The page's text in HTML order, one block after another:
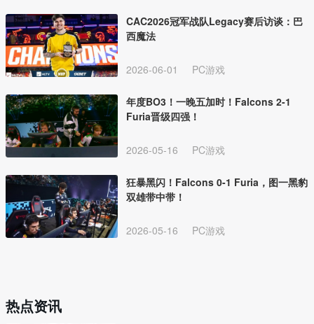
CAC2026冠军战队Legacy赛后访谈：巴
西魔法
2026-06-01 PC游戏
年度BO3！一晚五加时！Falcons 2-1
Furia晋级四强！
2026-05-16 PC游戏
狂暴黑闪！Falcons 0-1 Furia，图一黑豹
双雄带中带！
2026-05-16 PC游戏
热点资讯